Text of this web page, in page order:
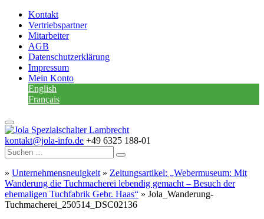
Kontakt
Vertriebspartner
Mitarbeiter
AGB
Datenschutzerklärung
Impressum
Mein Konto
English
Français
kontakt@jola-info.de +49 6325 188-01
» Unternehmensneuigkeit » Zeitungsartikel: „Webermuseum: Mit
Wanderung die Tuchmacherei lebendig gemacht – Besuch der
ehemaligen Tuchfabrik Gebr. Haas“ » Jola_Wanderung-
Tuchmacherei_250514_DSC02136